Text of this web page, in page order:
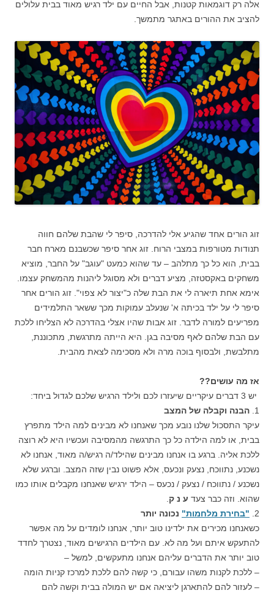
אלה רק דוגמאות קטנות, אבל החיים עם ילד רגיש מאוד בבית עלולים
להציב את ההורים באתגר מתמשך.
זוג הורים אחד שהגיע אלי להדרכה, סיפר לי שהבת שלהם חווה
תנודות מטורפות במצבי הרוח. זוג אחר סיפר שכשבנם מארח חבר
בבית, הוא כל כך מתלהב – עד שהוא כמעט "עוגב" על החבר, מוציא
משחקים באקסטזה, מציע דברים ולא מסוגל ליהנות מהמשחק עצמו.
אימא אחת תיארה לי את הבת שלה כ"יצור לא צפוי". זוג הורים אחר
סיפר לי על ילד בכיתה א' שנעלב עמוקות מכך ששאר התלמידים
מפריעים למורה לדבר. זוג אבות שהיו אצלי בהדרכה לא הצליחו ללכת
עם הבת שלהם לאף מסיבה בגן. היא הייתה מתרגשת, מתכוננת,
מתלבשת, ולבסוף בוכה מרה ולא מסכימה לצאת מהבית.
אז מה עושים??
יש 3 דברים עיקריים שיעזרו לכם ולילד הרגיש שלכם לגדול ביחד:
1. הבנה וקבלה של המצב
עיקר התסכול שלנו נובע מכך שאנחנו לא מבינים למה הילד מתפרץ
בבית, או למה הילדה כל כך התרגשה מהמסיבה ועכשיו היא לא רוצה
ללכת אליה. ברגע בו אנחנו מבינים שהילד/ה רגיש/ה מאוד, אנחנו לא
נשכנע, נתווכח, נצעק ונכעס, אלא פשוט נבין שזה המצב. וברגע שלא
נשכנע / נתווכח / נצעק / נכעס – הילד ירגיש שאנחנו מקבלים אותו כמו
שהוא. וזה כבר צעד ע נ ק
2.
"בחירת מלחמות" נכונה יותר
כשאנחנו מכירים את ילדינו טוב יותר, אנחנו לומדים על מה אפשר
להתעקש איתם ועל מה לא. עם הילדים הרגישים מאוד, נצטרך לחדד
טוב יותר את הדברים עליהם אנחנו מתעקשים, למשל –
– ללכת לקנות משהו עבורם, כי קשה להם ללכת למרכז קניות הומה
– לעזור להם להתארגן ליציאה אם יש המולה בבית וקשה להם